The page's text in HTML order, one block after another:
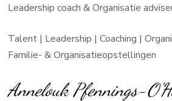
Leadership coach & Organisatie
Talent | Leadership | Coaching |
Familie- & Organisatieopstellingen
Annelouk Pfennings-